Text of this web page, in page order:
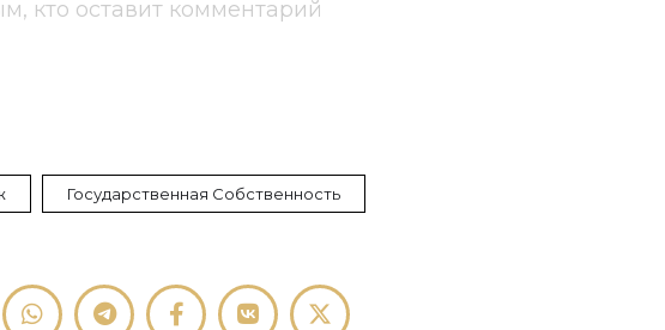
кто оставит комментарий
Государственная Собственность